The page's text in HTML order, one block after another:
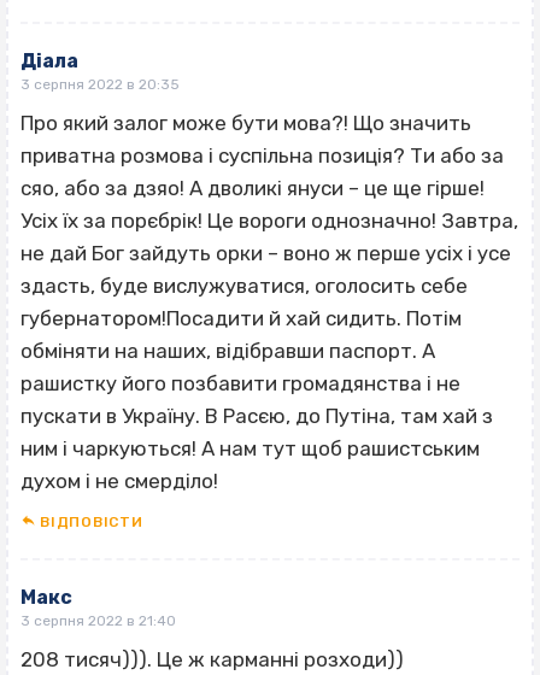
Діала
3 серпня 2022 в 20:35
Про який залог може бути мова?! Що значить
приватна розмова і суспільна позиція? Ти або за
сяо, або за дзяо! А дволикі януси – це ще гірше!
Усіх їх за порєбрік! Це вороги однозначно! Завтра,
не дай Бог зайдуть орки – воно ж перше усіх і усе
здасть, буде вислужуватися, оголосить себе
губернатором!Посадити й хай сидить. Потім
обміняти на наших, відібравши паспорт. А
рашистку його позбавити громадянства і не
пускати в Україну. В Расєю, до Путіна, там хай з
ним і чаркуються! А нам тут щоб рашистським
духом і не смерділо!
ВІДПОВІCТИ
Макс
3 серпня 2022 в 21:40
208 тисяч))). Це ж карманні розходи))